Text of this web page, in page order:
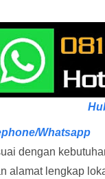
Whatsapp
dengan
alamat lengkap